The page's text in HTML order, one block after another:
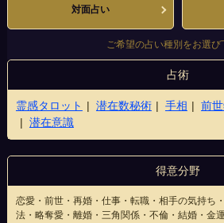
対面占い
ご希望の占い種別をお選び
占術
霊感タロット 潜在数秘術 手相 前
潜在意識
得意分野
恋愛・前世・再婚・仕事・転職・相手の気持ち
法・略奪愛・離婚・三角関係・不倫・結婚・金